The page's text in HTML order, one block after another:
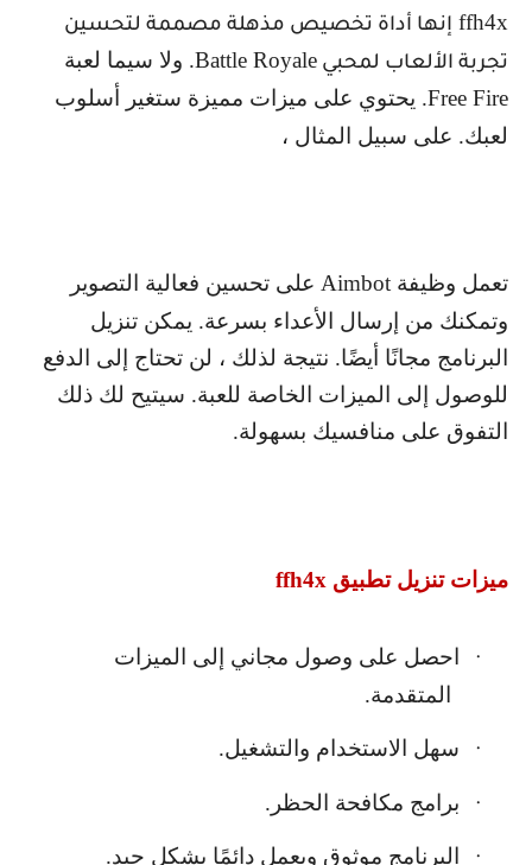
ffh4x إنها أداة تخصيص مذهلة مصممة لتحسين
تجربة الألعاب لمحبي Battle Royale. ولا سيما لعبة
Free Fire. يحتوي على ميزات مميزة ستغير أسلوب
لعبك. على سبيل المثال ،
تعمل وظيفة Aimbot على تحسين فعالية التصوير
وتمكنك من إرسال الأعداء بسرعة. يمكن تنزيل
البرنامج مجانًا أيضًا. نتيجة لذلك ، لن تحتاج إلى الدفع
للوصول إلى الميزات الخاصة للعبة. سيتيح لك ذلك
التفوق على منافسيك بسهولة.
ميزات تنزيل تطبيق ffh4x
·
احصل على وصول مجاني إلى الميزات
المتقدمة.
· سهل الاستخدام والتشغيل.
· برامج مكافحة الحظر.
البرنامج موثوق ويعمل دائمًا بشكل جيد.